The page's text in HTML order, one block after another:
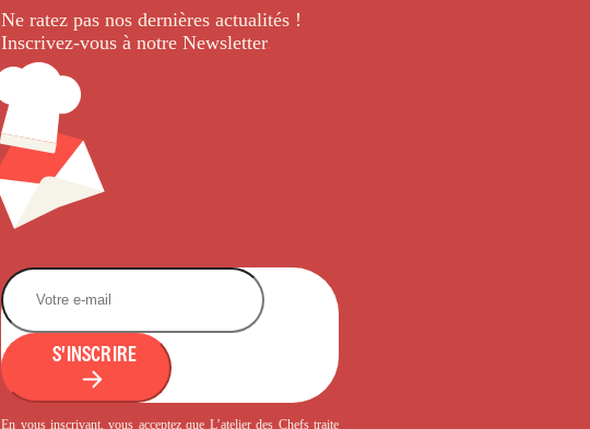
Ne ratez pas nos dernièresactualités !
Inscrivez-vous à notre Newsletter.
S'INSCRIRE
En vous inscrivant, vous acceptez que L’atelier des Chefs traite